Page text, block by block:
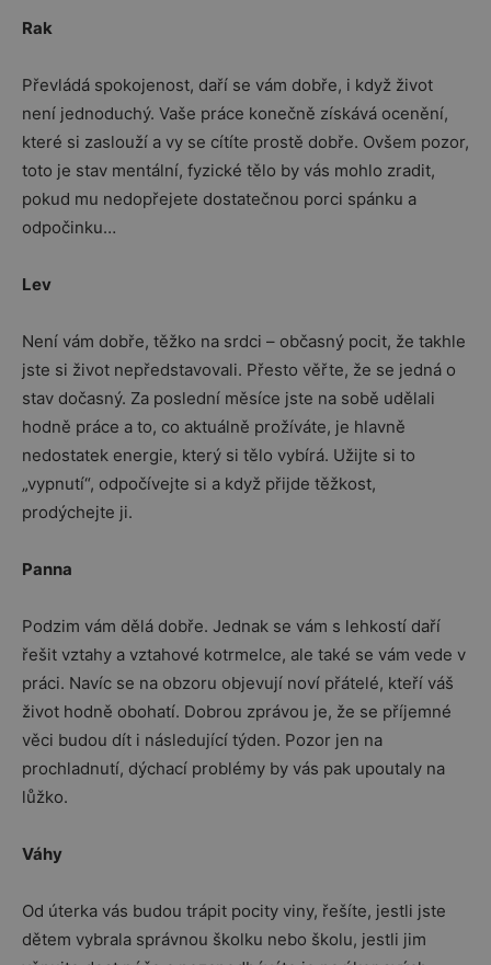
Rak
Převládá spokojenost, daří se vám dobře, i když život
není jednoduchý. Vaše práce konečně získává ocenění,
které si zaslouží a vy se cítíte prostě dobře. Ovšem pozor,
toto je stav mentální, fyzické tělo by vás mohlo zradit,
pokud mu nedopřejete dostatečnou porci spánku a
odpočinku…
Lev
Není vám dobře, těžko na srdci – občasný pocit, že takhle
jste si život nepředstavovali. Přesto věřte, že se jedná o
stav dočasný. Za poslední měsíce jste na sobě udělali
hodně práce a to, co aktuálně prožíváte, je hlavně
nedostatek energie, který si tělo vybírá. Užijte si to
„vypnutí“, odpočívejte si a když přijde těžkost,
prodýchejte ji.
Panna
Podzim vám dělá dobře. Jednak se vám s lehkostí daří
řešit vztahy a vztahové kotrmelce, ale také se vám vede v
práci. Navíc se na obzoru objevují noví přátelé, kteří váš
život hodně obohatí. Dobrou zprávou je, že se příjemné
věci budou dít i následující týden. Pozor jen na
prochladnutí, dýchací problémy by vás pak upoutaly na
lůžko.
Váhy
Od úterka vás budou trápit pocity viny, řešíte, jestli jste
dětem vybrala správnou školku nebo školu, jestli jim